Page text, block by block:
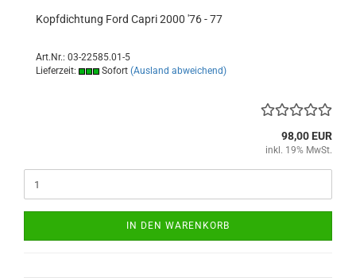
Kopfdichtung Ford Capri 2000 '76 - 77
Art.Nr.: 03-22585.01-5
Lieferzeit:
Sofort (Ausland abweichend)
98,00 EUR
inkl. 19% MwSt.
IN DEN WARENKORB